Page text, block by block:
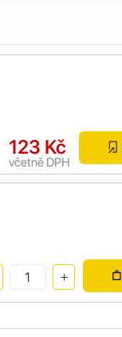
123 Kč
včetně DPH